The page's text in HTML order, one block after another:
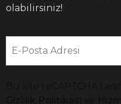
olabilirsiniz!
E-Posta Adresi